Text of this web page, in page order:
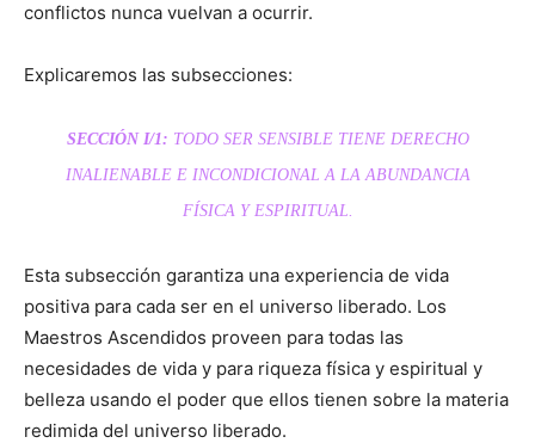
conflictos nunca vuelvan a ocurrir.
Explicaremos las subsecciones:
SECCIÓN I/1: TODOSER SENSIBLE TIENE DERECHO
INALIENABLE E INCONDICIONAL A LA ABUNDANCIA
FÍSICA Y ESPIRITUAL.
Esta subsección garantiza una experiencia de vida
positiva para cada ser en el universo liberado. Los
Maestros Ascendidos proveen para todas las
necesidades de vida y para riqueza física y espiritual y
belleza usando el poder que ellos tienen sobre la materia
redimida del universo liberado.